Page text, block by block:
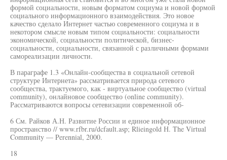
формой социальности, новым форматом социума и новой формой
социального информационного взаимодействия. Это новое
качество сделало Интернет частью современного социума и в
некотором смысле новым типом социальности: социальности
экономической, социальности политической, бизнес-
социальности, социальности, связанной с различными формами
самореализации личности.
В параграфе 1.3 «Онлайн-сообщества в социальной сетевой
структуре Интернета» рассматривается природа сетевого
сообщества, трактуемого, как - виртуальное сообщество (virtual
community), онлайновое сообщество (online community).
Рассматриваются вопросы сетевизации современной об-
6 См. Райков А.Н. Развитие России и единое информационное
пространство // www.rfbr.ru/dcfault.asp; Rlieingold Н. The Virtual
Community — Perennial, 2000.
18